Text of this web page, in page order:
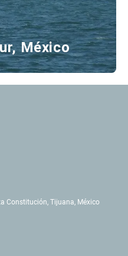
México
Constitución, Tijuana, México